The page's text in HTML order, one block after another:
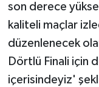
son derece
kaliteli maçlar
düzenlenecek
Dörtlü Finali için
içerisindeyiz'